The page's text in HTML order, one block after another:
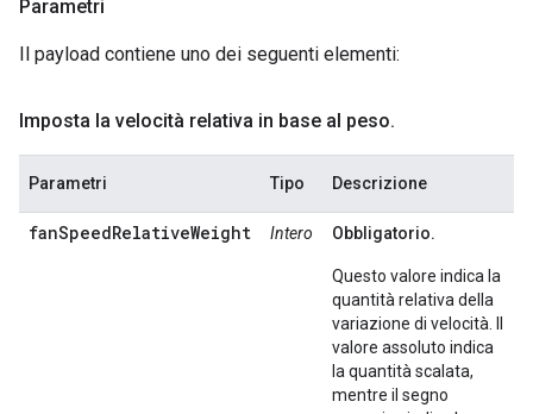
Parametri
Il payload contiene uno dei seguenti elementi:
Imposta la velocità relativa in base al peso.
Parametri Tipo Descrizione
fanSpeedRelativeWeight Intero Obbligatorio.
Questo valore indica la
quantità relativa della
variazione di velocità. Il
valore assoluto indica
la quantità scalata,
mentre il segno